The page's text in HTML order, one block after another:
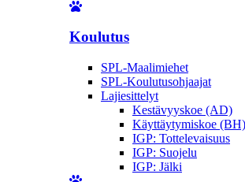
Koulutus
SPL-Maalimiehet
SPL-Koulutusohjaajat
Lajiesittelyt
Kestävyyskoe (AD)
Käyttäytymiskoe (BH)
IGP: Tottelevaisuus
IGP: Suojelu
IGP: Jälki